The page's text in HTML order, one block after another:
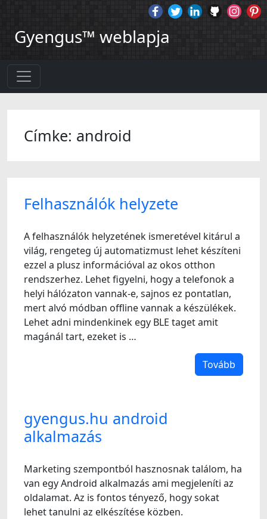
Gyengus™ weblapja
Címke: android
Felhasználók helyzete
A felhasználók helyzetének ismeretével kitárul a
világ, rengeteg új automatizmust lehet készíteni
ezzel a plusz információval az okos otthon
rendszerhez. Lehet figyelni, hogy a telefonok a
helyi hálózaton vannak-e, sajnos ez pontatlan,
mert alvó módban offline vannak a készülékek.
Lehet adni mindenkinek egy BLE taget amit
magánál tart, ezeket is …
Tovább
gyengus.hu android
alkalmazás
Marketing szempontból hasznosnak találom, ha
van egy Android alkalmazás ami megjeleníti az
oldalamat. Az is fontos tényező, hogy sokat
lehet tanulni az elkészítése közben.